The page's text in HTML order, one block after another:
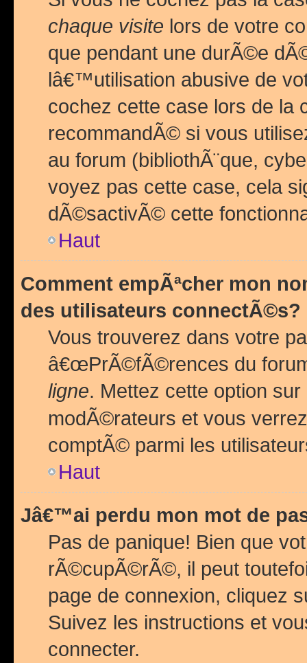
chaque visite lors de votre
que pendant une durÃ©e
lâ€™utilisation abusive de
cochez cette case lors de
recommandÃ© si vous
au forum (bibliothÃ¨que,
voyez pas cette case, cela
dÃ©sactivÃ© cette
Haut
Comment empÃªcher mon
des utilisateurs connectÃ©s?
Vous trouverez dans votre
â€œPrÃ©fÃ©rences du
ligne. Mettez cette option sur
modÃ©rateurs et vous
comptÃ© parmi les
Haut
Jâ€™ai perdu mon mot de
Pas de panique! Bien que
rÃ©cupÃ©rÃ©, il peut
page de connexion, cliquez
Suivez les instructions et
connecter.